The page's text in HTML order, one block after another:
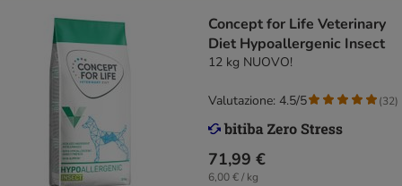
Concept for Life Veterinary
Diet Hypoallergenic Insect
12 kg NUOVO!
71,99 €
6,00 € / kg
Valutazione: 4.5/5 (32)